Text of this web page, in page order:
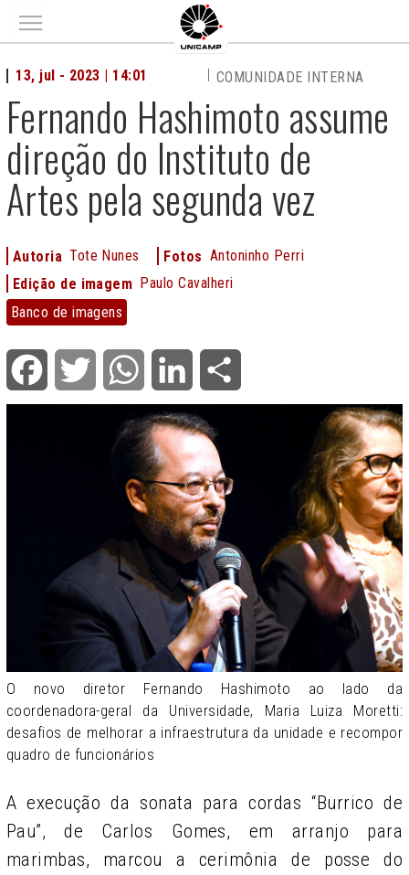
Main menu
Fernando Hashimoto assume
direção do Instituto de
Artes pela segunda vez
13, jul - 2023 | 14:01 COMUNIDADE INTERNA
Autoria Tote Nunes Fotos Antoninho Perri
Edição de imagem Paulo Cavalheri
Banco
de
imagens
Banco de imagens
Facebook Twitter WhatsApp LinkedIn
O novo diretor Fernando Hashimoto ao lado da
coordenadora-geral da Universidade, Maria Luiza Moretti:
desafios de melhorar a infraestrutura da unidade e recompor
quadro de funcionários
A execução da sonata para cordas “Burrico de
Pau”, de Carlos Gomes, em arranjo para
marimbas, marcou a cerimônia de posse do